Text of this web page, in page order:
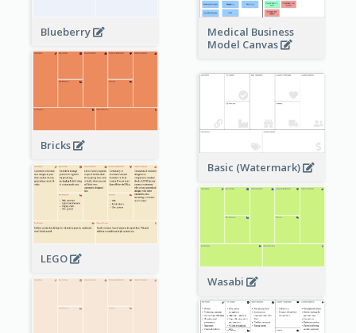
Medical Business
Model Canvas
Blueberry
Bricks
Basic (Watermark)
LEGO
Wasabi